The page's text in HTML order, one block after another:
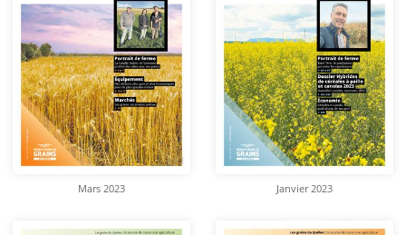
Mars 2023 Janvier 2023